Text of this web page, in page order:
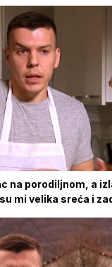
na porodiljnom, a
mi velika sreća i